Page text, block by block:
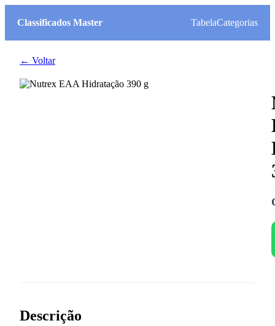
Classificados Master TabelaCategorias
← Voltar
Descrição